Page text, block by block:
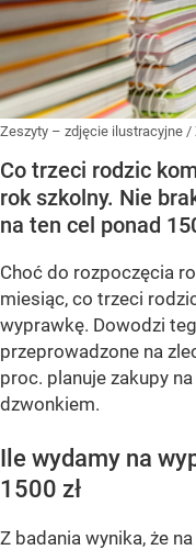
Zeszyty – zdjęcie ilustracyjne /
Co trzeci rodzic
rok szkolny. Nie
na ten cel ponad
Choć do rozpoczęcia
miesiąc, co trzeci
wyprawkę. Dowodzi
przeprowadzone na
proc. planuje zakupy
dzwonkiem.
Ile wydamy na
1500 zł
Z badania wynika, że